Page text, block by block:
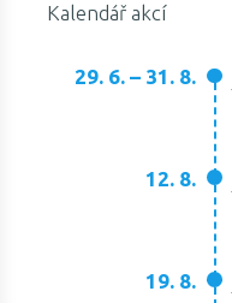
Kalendář akcí
29. 6. – 31. 8.
12. 8.
19. 8.